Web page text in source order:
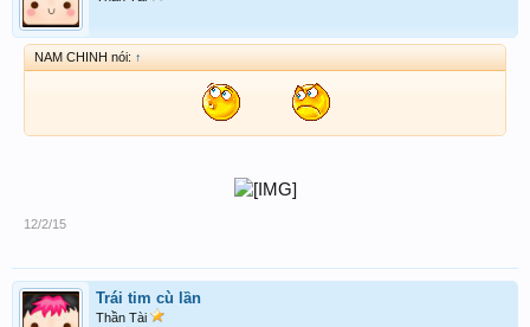
NAM CHINH nói: ↑
12/2/15
Trái tim cù lần
Thần Tài